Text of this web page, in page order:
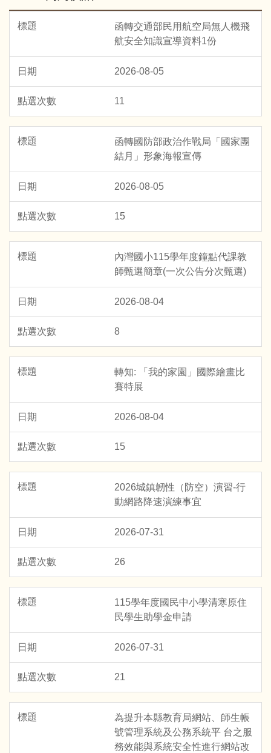
函轉交通部民用航空局無人機飛
航安全知識宣導資料1份
2026-08-05
11
函轉國防部政治作戰局「國家團
結月」形象海報宣傳
2026-08-05
15
內灣國小115學年度鐘點代課教
師甄選簡章(一次公告分次甄選)
2026-08-04
8
轉知: 「我的家園」國際繪畫比
賽特展
2026-08-04
15
2026城鎮韌性（防空）演習-行
動網路降速演練事宜
2026-07-31
26
115學年度國民中小學清寒原住
民學生助學金申請
2026-07-31
21
為提升本縣教育局網站、師生帳
號管理系統及公務系統平 台之服
務效能與系統安全性進行網站改